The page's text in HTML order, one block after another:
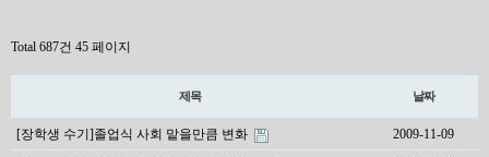
Total 687건 45 페이지
제목 날짜
[장학생 수기]졸업식 사회 맡을만큼 변화 2009-11-09